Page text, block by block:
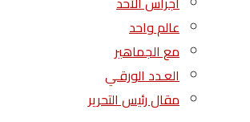
عالم واحد
مع الجماهير
العـدد الورقـي
مقال رئيس التحرير